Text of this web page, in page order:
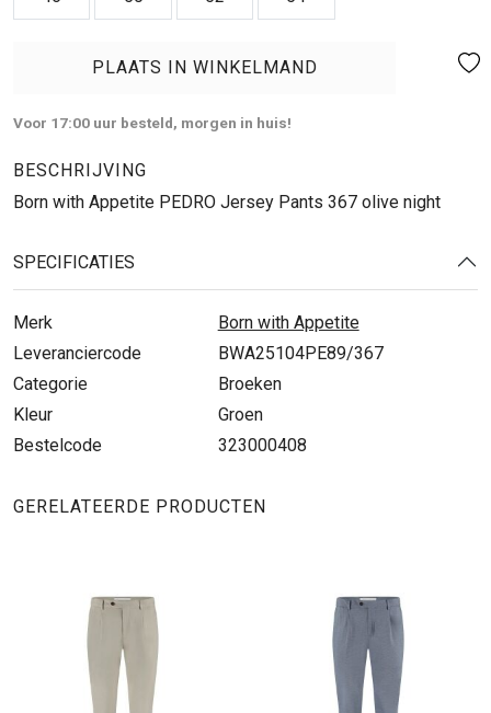
PLAATS IN WINKELMAND
Voor 17:00 uur besteld, morgen in huis!
BESCHRIJVING
Born with Appetite PEDRO Jersey Pants 367 olive night
SPECIFICATIES
Merk
Born with Appetite
Leveranciercode
BWA25104PE89/367
Categorie
Broeken
Kleur
Groen
Bestelcode
323000408
GERELATEERDE PRODUCTEN